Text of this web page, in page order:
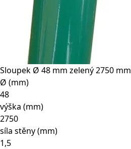
Sloupek Ø 48 mm zelený 2750 mm
Ø (mm)
48
výška (mm)
2750
síla stěny (mm)
1,5